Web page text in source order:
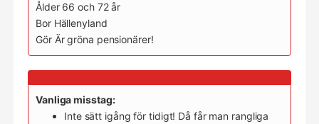
Ålder 66 och 72 år
Bor Hällenyland
Gör Är gröna pensionärer!
Vanliga misstag:
Inte sätt igång för tidigt! Då får man rangliga